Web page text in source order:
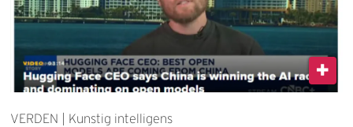
VERDEN | Kunstig intelligens